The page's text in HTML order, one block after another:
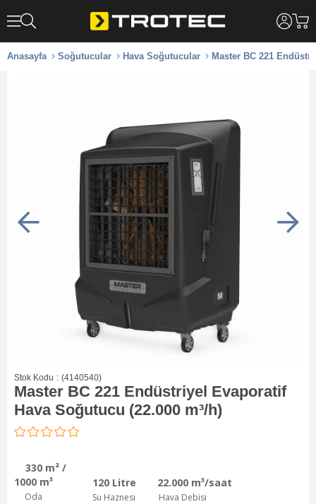
Anasayfa Soğutucular Hava Soğutucular
Stok Kodu (4140540)
Master BC 221 Endüstriyel Evaporatif
Hava Soğutucu (22.000 m³/h)
330 m² /
1000 m³
Oda
120 Litre
Su Haznesi
22.000 m³/saat
Hava Debisi